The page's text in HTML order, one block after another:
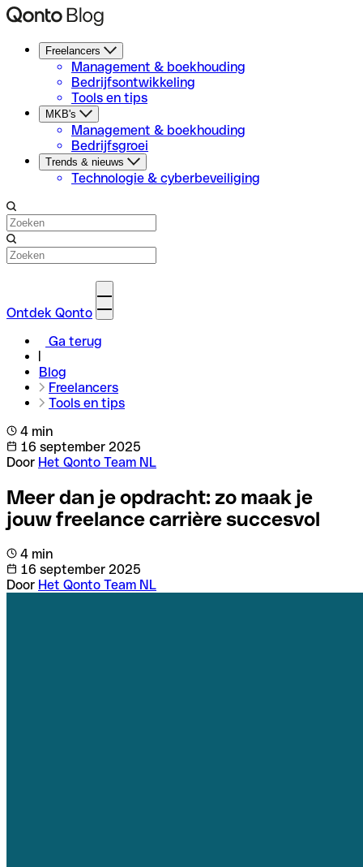
Freelancers
Management & boekhouding
Bedrijfsontwikkeling
Tools en tips
MKB's
Management & boekhouding
Bedrijfsgroei
Trends & nieuws
Technologie & cyberbeveiliging
Ontdek Qonto
Ga terug
Blog
Freelancers
Tools en tips
4 min
16 september 2025
Door Het Qonto Team NL
Meer dan je opdracht: zo maak je
jouw freelance carrière succesvol
4 min
16 september 2025
Door Het Qonto Team NL